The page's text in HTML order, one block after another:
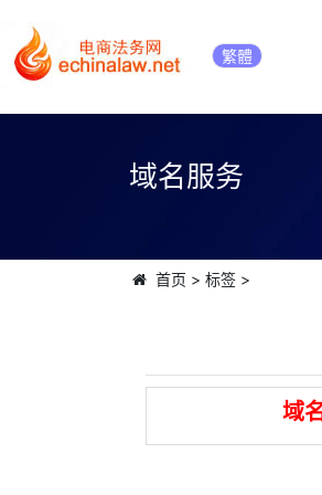
繁體
域名服务
首页 > 标签>
域